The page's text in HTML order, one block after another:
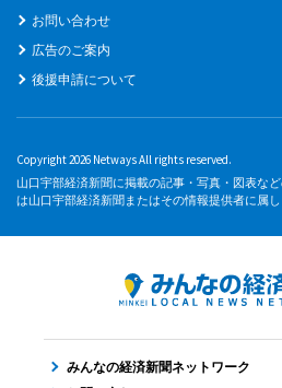
お問い合わせ
広告のご案内
後援申請について
Copyright 2026 Netways All rights reserved.
山口宇部経済新聞に掲載の記事・写真・図表な
は山口宇部経済新聞またはその情報提供者に属し
みんなの経済新聞ネットワーク